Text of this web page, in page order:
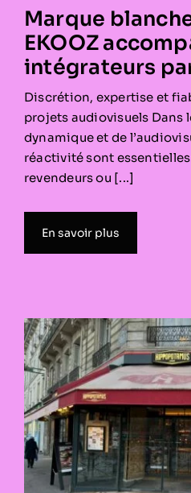
Marque
EKOOZ
intégrateurs
Discrétion, expertise et
projets audiovisuels Dans
dynamique et de
réactivité sont
revendeurs ou [...]
En savoir plus